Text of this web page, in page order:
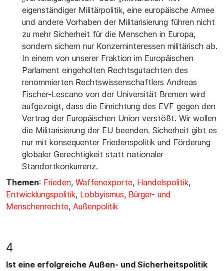
eigenständiger Militärpolitik, eine europäische Armee
und andere Vorhaben der Militarisierung führen nicht
zu mehr Sicherheit für die Menschen in Europa,
sondern sichern nur Konzerninteressen militärisch ab.
In einem von unserer Fraktion im Europäischen
Parlament eingeholten Rechtsgutachten des
renommierten Rechtswissenschaftlers Andreas
Fischer-Lescano von der Universität Bremen wird
aufgezeigt, dass die Einrichtung des EVF gegen den
Vertrag der Europäischen Union verstößt. Wir wollen
die Militarisierung der EU beenden. Sicherheit gibt es
nur mit konsequenter Friedenspolitik und Förderung
globaler Gerechtigkeit statt nationaler
Standortkonkurrenz.
Themen: Frieden, Waffenexporte, Handelspolitik,
Entwicklungspolitik, Lobbyismus, Bürger- und
Menschenrechte, Außenpolitik
4
Ist eine erfolgreiche Außen- und Sicherheitspolitik